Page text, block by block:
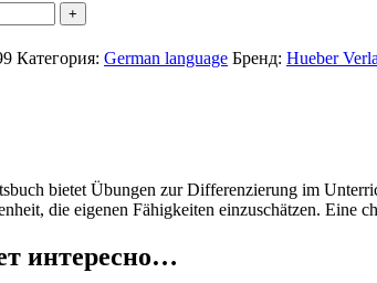
Категория: German language Бренд: Hueber
bietet Übungen zur Differenzierung im
die eigenen Fähigkeiten einzuschätzen. Eine
интересно…